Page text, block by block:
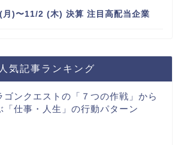
)〜11/2 (木) 決算 注目高配当企業
人気記事ランキング
ゴンクエストの「７つの作戦」から
「仕事・人生」の行動パターン